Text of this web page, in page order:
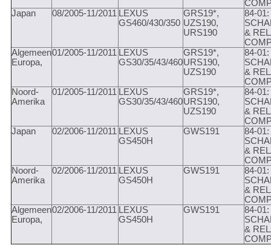
Japan
08/2005-11/2011 LEXUS
GS460/430/350
GRS19*,
UZS190,
URS190
84-01:
&
Algemeen
Europa,
01/2005-11/2011 LEXUS
GS30/35/43/460
GRS19*,
URS190,
UZS190
84-01:
&
Noord-
Amerika
01/2005-11/2011 LEXUS
GS30/35/43/460
GRS19*,
URS190,
UZS190
84-01:
&
Japan
02/2006-11/2011 LEXUS
GS450H
GWS191
84-01:
&
Noord-
Amerika
02/2006-11/2011 LEXUS
GS450H
GWS191
84-01:
&
Algemeen
Europa,
02/2006-11/2011 LEXUS
GS450H
GWS191
84-01:
&